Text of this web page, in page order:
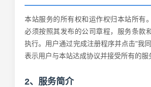
本站服务的所有权和运作权归本站所有
必须按照其发布的公司章程，服务条款
执行。用户通过完成注册程序并点击"我
表示用户与本站达成协议并接受所有的服
2、服务简介